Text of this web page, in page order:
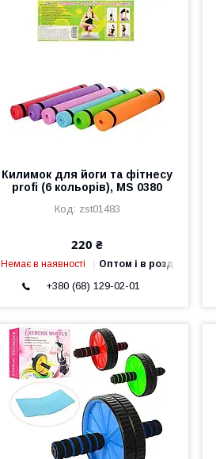
Килимок для йоги та фітнесу
profi (6 кольорів), MS 0380
zst01483
220 ₴
Немає в наявності Оптом і в роздріб
+380 (68) 129-02-01